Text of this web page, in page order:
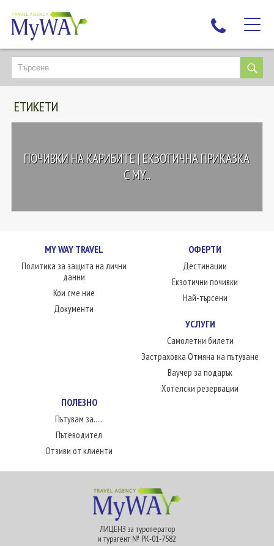
НАЙ-ТЪРСЕНИ
ДЕСТИНАЦИИ
ЕКЗОТИЧНИ ПОЧИВКИ
ЛЮБОПИТНО
КОНТАКТИ
ЕТИКЕТИ
ПОЧИВКИ НА КАРИБИТЕ | ЕКЗОТИЧНА ПРИКАЗКА
С MY...
MY WAY TRAVEL
Политика за защита на лични
данни
Кои сме ние
Документи
ОФЕРТИ
Дестинации
Екзотични почивки
Най-търсени
УСЛУГИ
Самолетни билети
Застраховка Отмяна на пътуване
Ваучер за подарък
Хотелски резервации
ПОЛЕЗНО
Пътувам за.....
Пътеводител
Отзиви от клиенти
ЛИЦЕНЗ за туроператор
и турагент № РК-01-7582